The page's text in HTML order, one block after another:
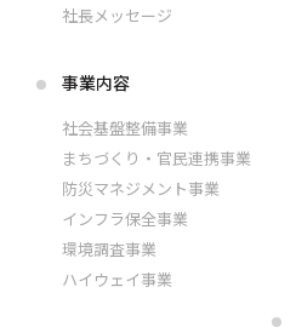
社長メッセージ
事業内容
社会基盤整備事業
まちづくり・官民連携事業
防災マネジメント事業
インフラ保全事業
環境調査事業
ハイウェイ事業